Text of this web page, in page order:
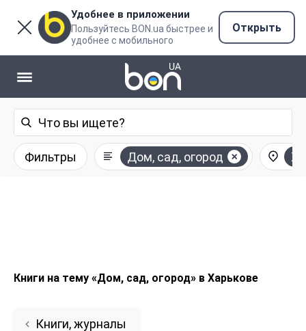
Удобнее в приложении
Пользуйтесь BON.ua быстрее и
удобнее с мобильного
Открыть
Фильтры Дом, сад, огород
Книги на тему «Дом, сад, огород» в Харькове
Книги, журналы